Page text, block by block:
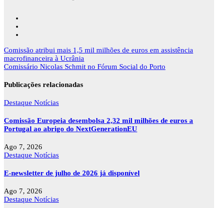
Navegação
de
artigos
Comissão atribui mais 1,5 mil milhões de euros em assistência
macrofinanceira à Ucrânia
Comissário Nicolas Schmit no Fórum Social do Porto
Publicações relacionadas
Destaque Notícias
Comissão Europeia desembolsa 2,32 mil milhões de euros a
Portugal ao abrigo do NextGenerationEU
Ago 7, 2026
Destaque Notícias
E-newsletter de julho de 2026 já disponível
Ago 7, 2026
Destaque Notícias